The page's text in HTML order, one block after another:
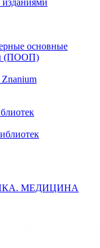
основные
(ПООП)
МЕДИЦИНА